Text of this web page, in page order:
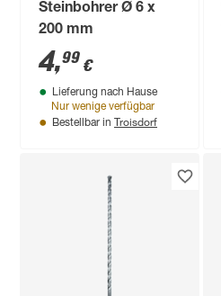
Steinbohrer Ø 6 x
200 mm
4,99 €
Lieferung nach Hause
Nur wenige verfügbar
Bestellbar in Troisdorf